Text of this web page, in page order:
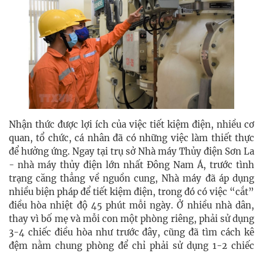
Nhận thức được lợi ích của việc tiết kiệm điện, nhiều cơ
quan, tổ chức, cá nhân đã có những việc làm thiết thực
để hưởng ứng. Ngay tại trụ sở Nhà máy Thủy điện Sơn La
- nhà máy thủy điện lớn nhất Đông Nam Á, trước tình
trạng căng thẳng về nguồn cung, Nhà máy đã áp dụng
nhiều biện pháp để tiết kiệm điện, trong đó có việc “cắt”
điều hòa nhiệt độ 45 phút mỗi ngày. Ở nhiều nhà dân,
thay vì bố mẹ và mỗi con một phòng riêng, phải sử dụng
3-4 chiếc điều hòa như trước đây, cũng đã tìm cách kê
đệm nằm chung phòng để chỉ phải sử dụng 1-2 chiếc